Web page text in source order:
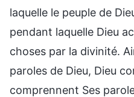
laquelle le peuple de
pendant laquelle Dieu
choses par la divinité.
paroles de Dieu, Dieu
comprennent Ses